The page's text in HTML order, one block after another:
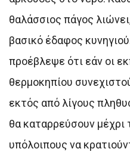
θαλάσσιος πάγος
βασικό έδαφος
προέβλεψε ότι εάν οι
θερμοκηπίου
εκτός από λίγους
θα καταρρεύσουν μέχρι
υπόλοιπους να